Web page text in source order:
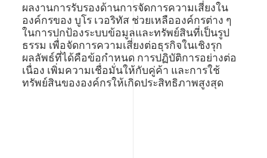
ผลงานการรับรองด้านการจัดการความเสี่ยงใน
องค์กรของ บูโร เวอริทัส ช่วยเหลือองค์กรต่าง ๆ
ในการปกป้องระบบข้อมูลและทรัพย์สินที่เป็นรูป
ธรรม เพื่อจัดการความเสี่ยงต่อธุรกิจในเชิงรุก
ผลลัพธ์ที่ได้คือข้อกำหนด การปฏิบัติการอย่างต่อ
เนื่อง เพิ่มความเชื่อมั่นให้กับคู่ค้า และการใช้
ทรัพย์สินขององค์กรให้เกิดประสิทธิภาพสูงสุด